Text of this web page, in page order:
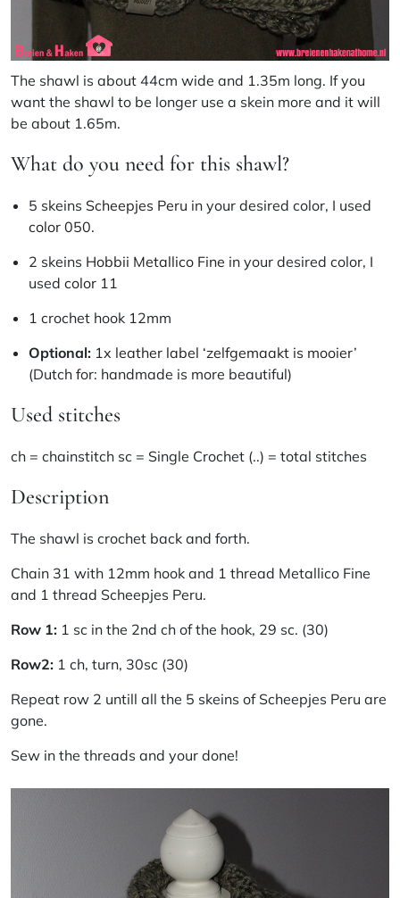
The shawl is about 44cm wide and 1.35m long. If you
want the shawl to be longer use a skein more and it will
be about 1.65m.
What do you need for this shawl?
5 skeins Scheepjes Peru in your desired color, I used
color 050.
2 skeins Hobbii Metallico Fine in your desired color, I
used color 11
1 crochet hook 12mm
Optional: 1x leather label ‘zelfgemaakt is mooier’
(Dutch for: handmade is more beautiful)
Used stitches
ch = chainstitch sc = Single Crochet (..) = total stitches
Description
The shawl is crochet back and forth.
Chain 31 with 12mm hook and 1 thread Metallico Fine
and 1 thread Scheepjes Peru.
Row 1: 1 sc in the 2nd ch of the hook, 29 sc. (30)
Row2: 1 ch, turn, 30sc (30)
Repeat row 2 untill all the 5 skeins of Scheepjes Peru are
gone.
Sew in the threads and your done!